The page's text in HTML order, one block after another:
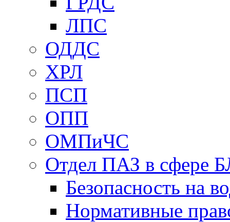
ЛПС
ОДДС
ХРЛ
ПСП
ОПП
ОМПиЧС
Отдел ПАЗ в сфере
Безопасность на
Нормативные